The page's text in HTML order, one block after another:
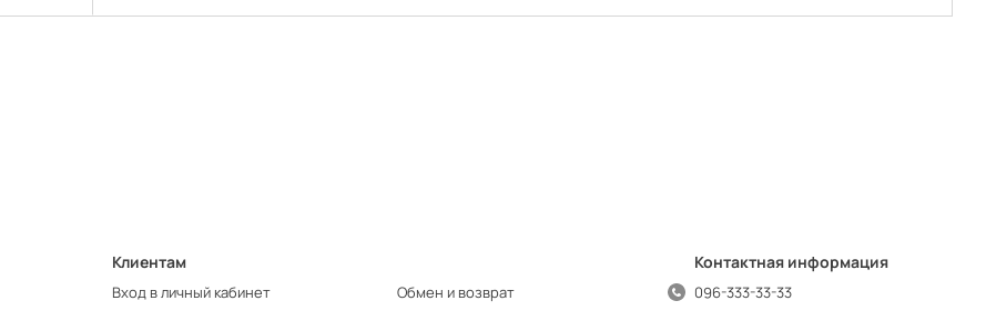
Клиентам
Вход в личный кабинет
Обмен и возврат
Контактная информация
096-333-33-33